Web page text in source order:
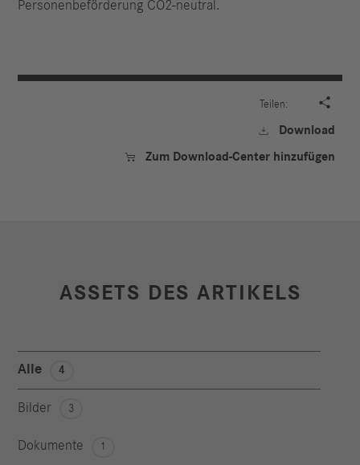
Personenbeförderung CO2-neutral.
Teilen: 
 Download
 Zum Download-Center hinzufügen
ASSETS DES ARTIKELS
Alle 4
Bilder 3
Dokumente 1